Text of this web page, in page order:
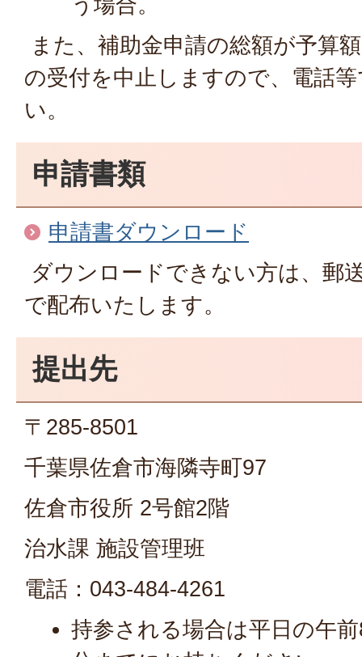
また、補助金申請の総額が予算
の受付を中止しますので、電話
い。
申請書類
申請書ダウンロード
ダウンロードできない方は、郵
で配布いたします。
提出先
〒285-8501
千葉県佐倉市海隣寺町97
佐倉市役所 2号館2階
治水課 施設管理班
電話：043-484-4261
持参される場合は平日の午